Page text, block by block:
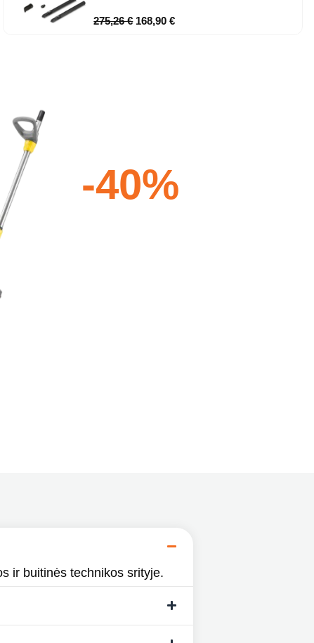
275,26€ 168,90€
-40%
ir buitinės technikos srityje.